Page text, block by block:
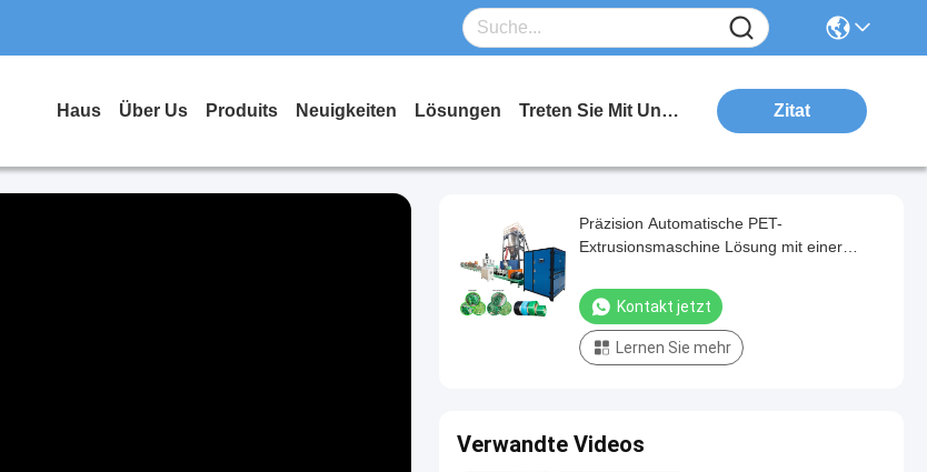
Haus Über Us Produits Neuigkeiten Lösungen Treten Sie Mit Uns In Verbindung Zitat
Präzision Automatische PET-
Extrusionsmaschine Lösung mit einer
Kontakt jetzt
Lernen Sie mehr
Verwandte Videos